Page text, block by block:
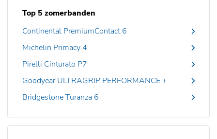
Top 5 zomerbanden
Continental PremiumContact 6
Michelin Primacy 4
Pirelli Cinturato P7
Goodyear ULTRAGRIP PERFORMANCE +
Bridgestone Turanza 6